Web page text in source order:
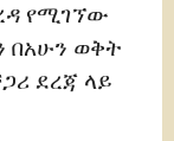
የሚገኘው
በአሁን ወቅት
ደረጃ ላይ